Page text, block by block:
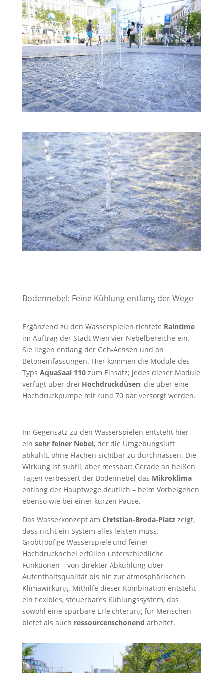
Bodennebel: Feine Kühlung entlang der Wege
Ergänzend zu den Wasserspielen richtete Raintime
im Auftrag der Stadt Wien vier Nebelbereiche ein.
Sie liegen entlang der Geh-Achsen und an
Betoneinfassungen. Hier kommen die Module des
Typs AquaSaal 110zum Einsatz; jedes dieser Module
verfügt über drei Hochdruckdüsen, die über eine
Hochdruckpumpe mit rund 70 bar versorgt werden.
Im Gegensatz zu den Wasserspielen entsteht hier
ein sehr feiner Nebel, der die Umgebungsluft
abkühlt, ohne Flächen sichtbar zu durchnässen. Die
Wirkung ist subtil, aber messbar: Gerade an heißen
Tagen verbessert der Bodennebel das Mikroklima
entlang der Hauptwege deutlich – beim Vorbeigehen
ebenso wie bei einer kurzen Pause.
Das Wasserkonzept am Christian-Broda-Platzzeigt,
dass nicht ein System alles leisten muss.
Grobtropfige Wasserspiele und feiner
Hochdrucknebel erfüllen unterschiedliche
Funktionen – von direkter Abkühlung über
Aufenthaltsqualität bis hin zur atmosphärischen
Klimawirkung. Mithilfe dieser Kombination entsteht
ein flexibles, steuerbares Kühlungssystem, das
sowohl eine spürbare Erleichterung für Menschen
bietet als auch ressourcenschonend arbeitet.